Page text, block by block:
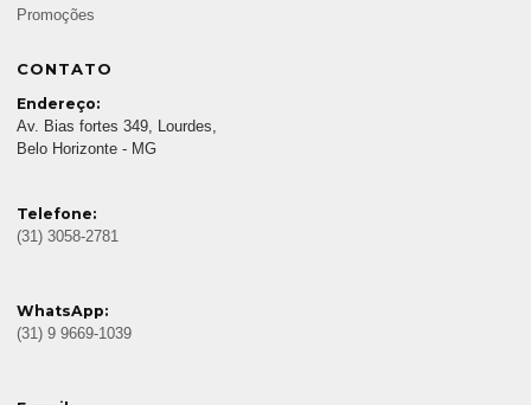
Promoções
CONTATO
Endereço:
Av. Bias fortes 349, Lourdes,
Belo Horizonte - MG
Telefone:
(31) 3058-2781
WhatsApp:
(31) 9 9669-1039